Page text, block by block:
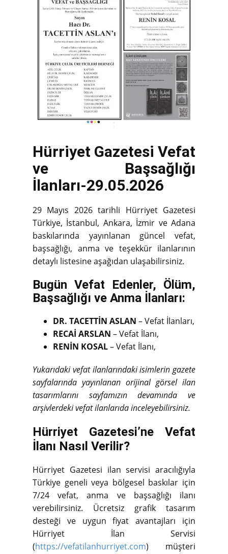
Hürriyet Gazetesi Vefat
ve Başsağlığı
İlanları-29.05.2026
29 Mayıs 2026 tarihli Hürriyet Gazetesi
Türkiye, İstanbul, Ankara, İzmir ve Adana
baskılarında yayınlanan güncel vefat,
başsağlığı, anma ve teşekkür ilanlarının
detaylı listesine aşağıdan ulaşabilirsiniz.
Bugün Vefat Edenler, Ölüm,
Başsağlığı ve Anma İlanları:
DR. TACETTİN ASLAN – Vefat İlanları,
RECAİ ARSLAN – Vefat İlanı,
RENİN KOSAL– Vefat İlanı,
Yukarıdaki vefat ilanlarındaki isimlerin gazete
sayfalarında yayınlanan orijinal görsel ilan
tasarımlarını sayfamızın devamında ve
arşivlerdeki vefat ilanlarıda inceleyebilirsiniz.
Hürriyet Gazetesi’ne Vefat
İlanı Nasıl Verilir?
Hürriyet Gazetesi ilan servisi aracılığıyla
Türkiye geneli veya bölgesel baskılar için
7/24 vefat, anma ve başsağlığı ilanı
verebilirsiniz. Ücretsiz grafik tasarım
desteği ve uygun fiyat avantajları için
Hürriyet İlan Servisi
(https://vefatilanhurriyet.com) müşteri